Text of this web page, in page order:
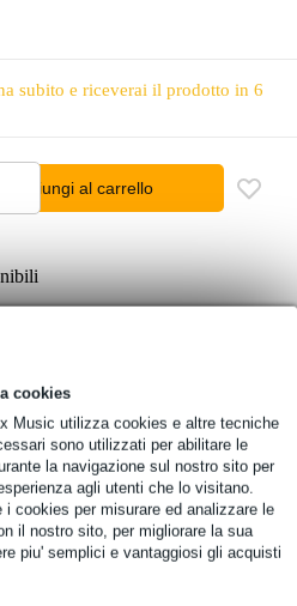
cookies
Music utilizza cookies e altre tecniche
sono utilizzati per abilitare le
la navigazione sul nostro sito per
agli utenti che lo visitano.
i cookies per misurare ed analizzare le
il nostro sito, per migliorare la sua
piu' semplici e vantaggiosi gli acquisti
subito e riceverai il prodotto in 6
Aggiungi al carrello
SL 87 XA - Altoparlante a
da 8 Ohm
DE 79837685